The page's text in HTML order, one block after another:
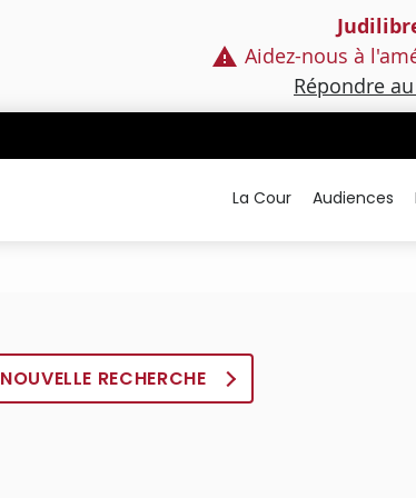
Aidez-nous à
Répondre
La Cour Audiences
NOUVELLE RECHERCHE